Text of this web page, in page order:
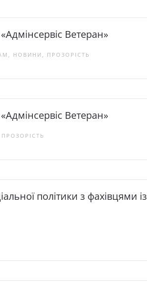
Ветеран»
НОВИНИ, ПРОЗОРІСТЬ
Ветеран»
політики з фахівцями із